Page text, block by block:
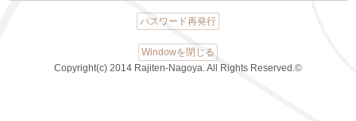
パスワード再発行
Windowを閉じる
Copyright(c) 2014 Rajiten-Nagoya. All Rights Reserved.©